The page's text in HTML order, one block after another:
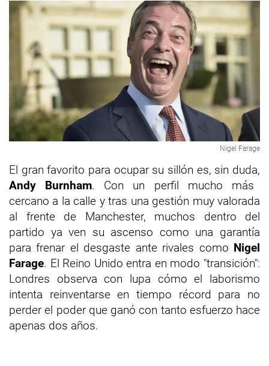
Nigel Farage
El gran favorito para ocupar su sillón es, sin duda,
Andy Burnham. Con un perfil mucho más
cercano a la calle y tras una gestión muy valorada
al frente de Manchester, muchos dentro del
partido ya ven su ascenso como una garantía
para frenar el desgaste ante rivales como Nigel
Farage. El Reino Unido entra en modo "transición":
Londres observa con lupa cómo el laborismo
intenta reinventarse en tiempo récord para no
perder el poder que ganó con tanto esfuerzo hace
apenas dos años.